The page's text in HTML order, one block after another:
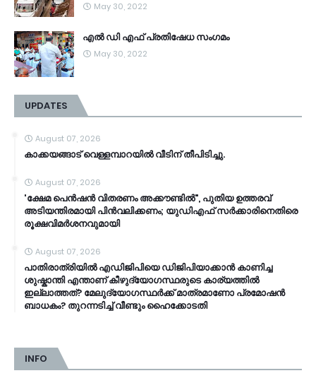
May 30, 2022
എൽ ഡി എഫ് പ്രതിഷേധ സംഗമം
May 30, 2022
UPDATES
August 07, 2026
കാക്കയങ്ങാട് വെള്ളമ്പാറയിൽ വീടിന് തീപിടിച്ചു.
August 07, 2026
'ക്ഷേമ പെൻഷൻ വിതരണം അക്കൗണ്ടിൽ", പുതിയ ഉത്തരവ്
അടിയന്തിരമായി പിൻവലിക്കണം; യുഡിഎഫ് സർക്കാരിനെതിരെ
രൂക്ഷവിമർശനവുമായി
August 07, 2026
പാതിരാത്രിയിൽ എഡിജിപിയെ ഡിജിപിയാക്കാൻ കാണിച്ച
ശുഷ്കാന്തി എന്താണ് കീഴുദ്യോഗസ്ഥരുടെ കാര്യത്തിൽ
ഇല്ലാത്തത്? മേലുദ്യോഗസ്ഥർക്ക് മാത്രമാണോ പ്രമോഷൻ
ബാധകം? തുറന്നടിച്ച് വീണ്ടും ഹൈക്കോടതി
INFO